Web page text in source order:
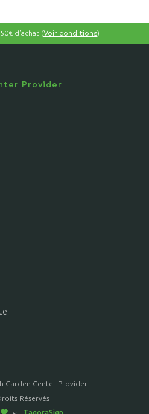
d'achat (Voir conditions)
Provider
Garden Center Provider
Réservés